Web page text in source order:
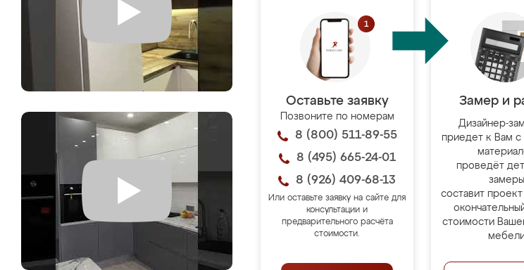
Оставьте заявку
Позвоните по номерам
8 (800) 511-89-55
8 (495) 665-24-01
8 (926) 409-68-13
Или оставьте заявку на сайте для
консультации и
предварительного расчёта
стоимости.
Замер и
Дизайнер-
приедет к Вам с
проведёт
составит
стоимости